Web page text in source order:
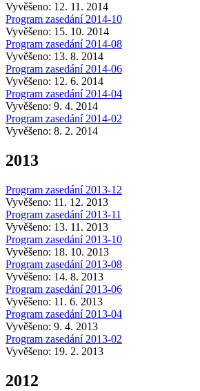
Vyvěšeno: 12. 11. 2014
Program zasedání 2014-10
Vyvěšeno: 15. 10. 2014
Program zasedání 2014-08
Vyvěšeno: 13. 8. 2014
Program zasedání 2014-06
Vyvěšeno: 12. 6. 2014
Program zasedání 2014-04
Vyvěšeno: 9. 4. 2014
Program zasedání 2014-02
Vyvěšeno: 8. 2. 2014
2013
Program zasedání 2013-12
Vyvěšeno: 11. 12. 2013
Program zasedání 2013-11
Vyvěšeno: 13. 11. 2013
Program zasedání 2013-10
Vyvěšeno: 18. 10. 2013
Program zasedání 2013-08
Vyvěšeno: 14. 8. 2013
Program zasedání 2013-06
Vyvěšeno: 11. 6. 2013
Program zasedání 2013-04
Vyvěšeno: 9. 4. 2013
Program zasedání 2013-02
Vyvěšeno: 19. 2. 2013
2012